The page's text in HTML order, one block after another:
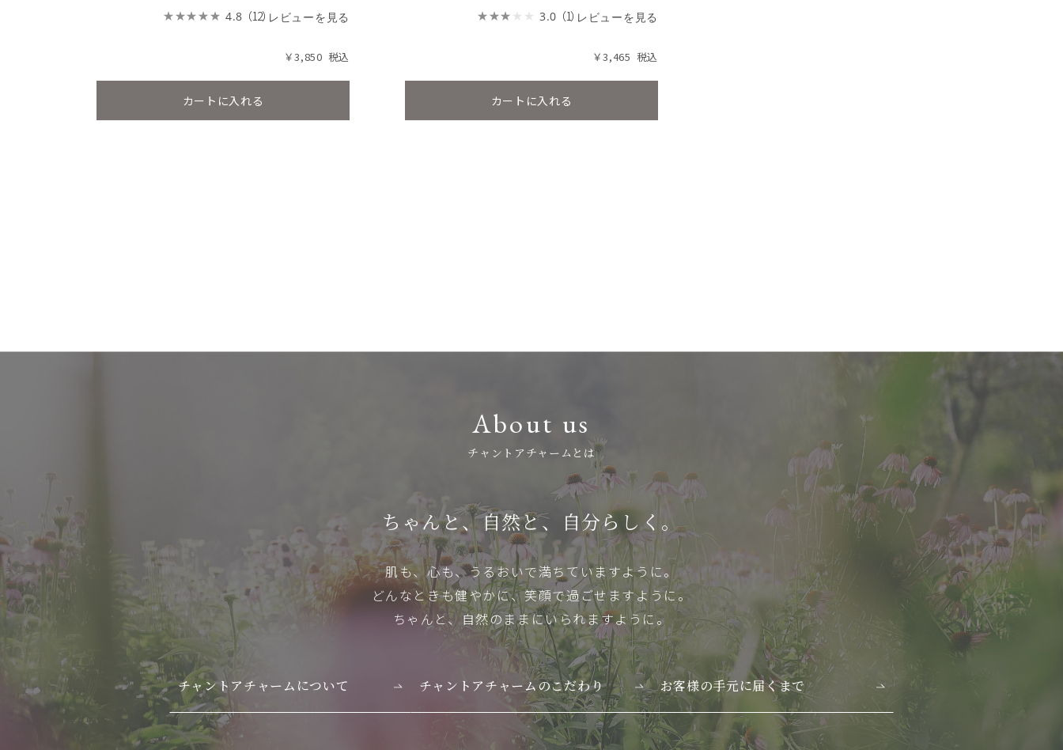
4.8 （12） レビューを見る
￥3,850
カートに入れる
3.0 （1） レビューを見る
￥3,465
カートに入れる
About us
チャントアチャームとは
ちゃんと、自然と、自分らしく。
肌も、心も、うるおいで満ちていますように。
どんなときも健やかに、笑顔で過ごせますように。
ちゃんと、自然のままにいられますように。
チャントアチャームについて チャントアチャームのこだわり お客様の手元に届くまで